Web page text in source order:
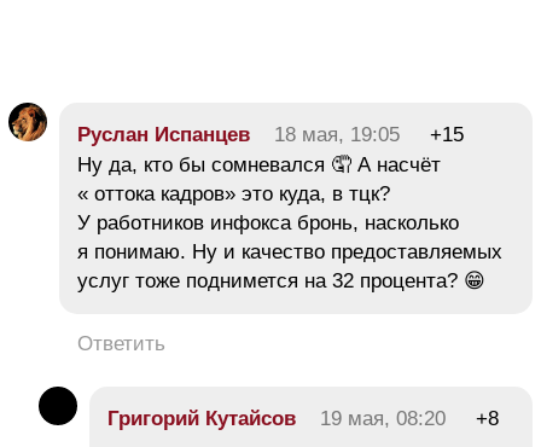
Руслан Испанцев 18 мая, 19:05
+15
Ну да, кто бы сомневался 🤦 А насчёт
« оттока кадров» это куда, в тцк?
У работников инфокса бронь, насколько
я понимаю. Ну и качество предоставляемых
услуг тоже поднимется на 32 процента? 😁
Ответить
Григорий Кутайсов 19 мая, 08:20 +8